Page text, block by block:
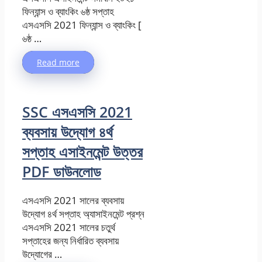
ফিন্যান্স ও ব্যাংকিং ৬ষ্ঠ সপ্তাহ
এসএসসি 2021 ফিন্যান্স ও ব্যাংকিং [
৬ষ্ঠ …
Read more
SSC এসএসসি 2021
ব্যবসায় উদ্যোগ ৪র্থ
সপ্তাহ এসাইনমেন্ট উত্তর
PDF ডাউনলোড
এসএসসি 2021 সালের ব্যবসায়
উদ্যোগ ৪র্থ সপ্তাহ অ্যাসাইনমেন্ট প্রশ্ন
এসএসসি 2021 সালের চতুর্থ
সপ্তাহের জন্য নির্ধারিত ব্যবসায়
উদ্যোগের …